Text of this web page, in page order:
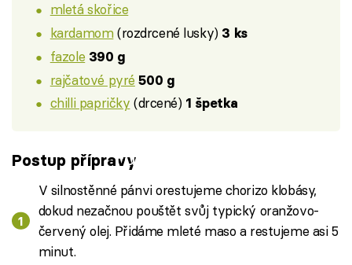
mletá skořice
kardamom(rozdrcené lusky) 3 ks
fazole 390 g
rajčatové pyré 500 g
chilli papričky (drcené) 1 špetka
Failed to fetch
Postup přípravy
V silnostěnné pánvi orestujeme chorizo klobásy,
dokud nezačnou pouštět svůj typický oranžovo-
červený olej. Přidáme mleté maso a restujeme asi 5
minut.